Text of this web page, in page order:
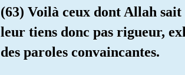
(63) Voilà ceux dont Allah
leur tiens donc pas rigueur,
des paroles convaincantes.